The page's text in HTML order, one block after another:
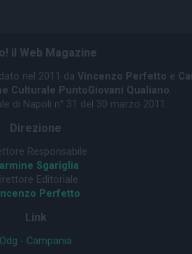
il Web Magazine
nel 2011 da Vincenzo Perfetto e
Culturale PuntoGiovani Qualiano.
di Napoli n° 31 del 30 marzo 2011.
Direzione
Responsabile
Sgariglia
Editoriale
Perfetto
Link
Odg - Campania